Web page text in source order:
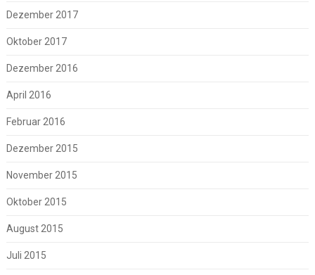
Dezember 2017
Oktober 2017
Dezember 2016
April 2016
Februar 2016
Dezember 2015
November 2015
Oktober 2015
August 2015
Juli 2015